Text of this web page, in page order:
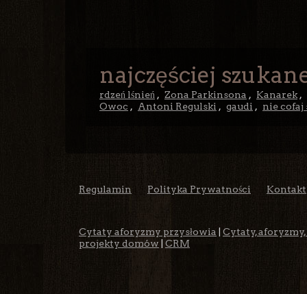
najczęściej
rdzeń lśnień , Zona Parkinsona , Kanarek ,
Owoc , Antoni Regulski , gaudi , nie cofaj
Regulamin Polityka Prywatności Kontakt
Cytaty aforyzmy przysłowia
Cytaty,
projekty domów
CRM